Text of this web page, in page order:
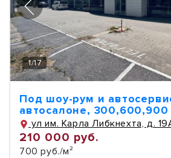
1/17
Под шоу-рум и
автосалоне, 300,600,900
ул им. Карла Либкнехта, д.
210 000 руб.
700 руб./м²